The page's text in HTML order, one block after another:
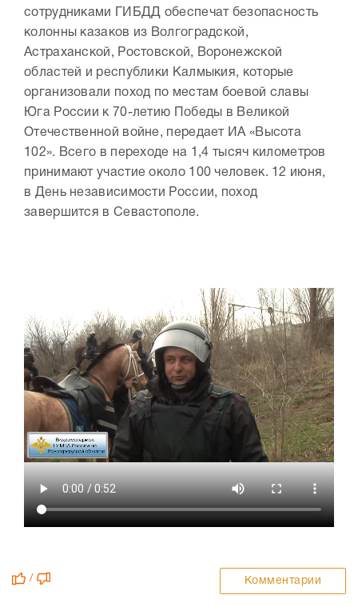
сотрудниками ГИБДД обеспечат безопасность
колонны казаков из Волгоградской,
Астраханской, Ростовской, Воронежской
областей и республики Калмыкия, которые
организовали поход по местам боевой славы
Юга России к 70-летию Победы в Великой
Отечественной войне, передает ИА «Высота
102». Всего в переходе на 1,4 тысяч километров
принимают участие около 100 человек. 12 июня,
в День независимости России, поход
завершится в Севастополе.
/ Комментарии